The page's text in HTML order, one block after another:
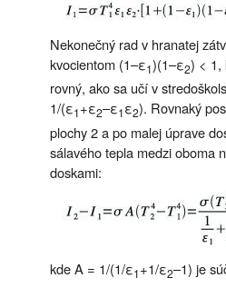
Nekonečný rad v hranatej
kvocientom (1–ε1)(1–ε2) < 1,
rovný, ako sa učí v
1/(ε1+ε2–ε1ε2). Rovnaký
plochy 2 a po malej úprave
sálavého tepla medzi oboma
doskami:
kde A = 1/(1/ε1+1/ε2–1) je